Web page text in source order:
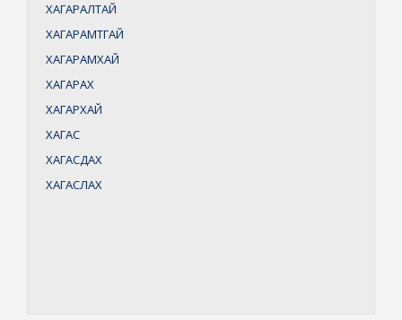
ХАГАРАЛТАЙ
ХАГАРАМТГАЙ
ХАГАРАМХАЙ
ХАГАРАХ
ХАГАРХАЙ
ХАГАС
ХАГАСДАХ
ХАГАСЛАХ